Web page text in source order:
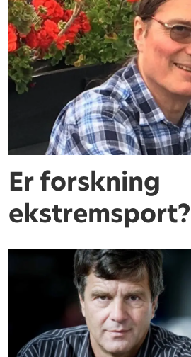
Er forskning
ekstremsport?